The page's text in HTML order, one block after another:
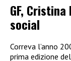
GF,
social
Correva l’anno
prima edizione del